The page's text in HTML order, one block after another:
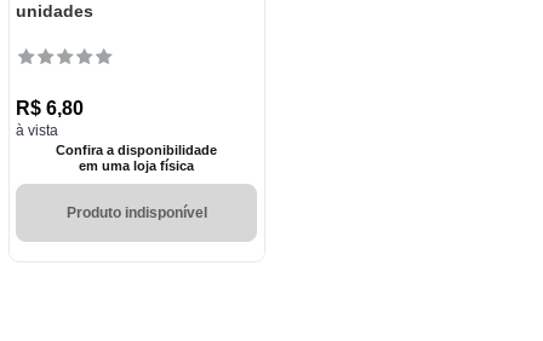
unidades
R$ 6,80
à vista
Confira a disponibilidade
em uma loja física
Produto indisponível